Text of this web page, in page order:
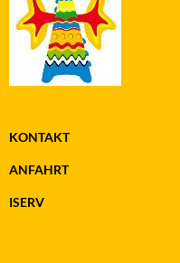
KONTAKT
ANFAHRT
ISERV